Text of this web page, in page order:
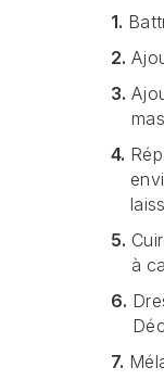
1.
2.
3.
4.
5.
à
6.
7.